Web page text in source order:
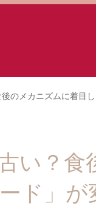
のメカニズムに着目
い？食
ド」が